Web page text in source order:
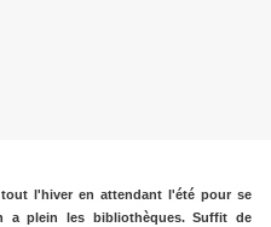
l'hiver en attendant l'été pour se
plein les bibliothèques. Suffit de